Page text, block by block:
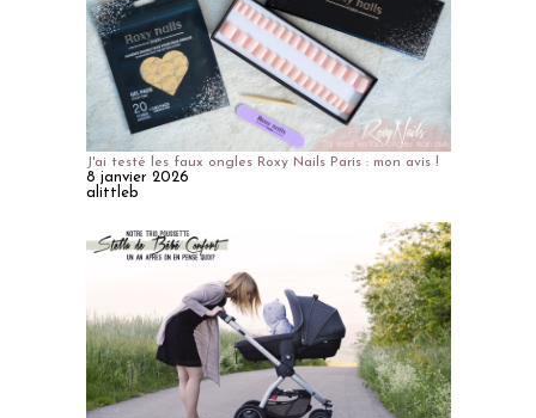
J'ai testé les faux ongles Roxy Nails Paris : mon avis !
8 janvier 2026
alittleb